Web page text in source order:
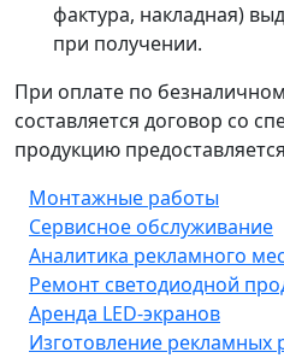
фактура, накладная)
при получении.
При оплате по
составляется договор со
продукцию
Монтажные работы
Сервисное обслуживание
Аналитика рекламного
Ремонт светодиодной
Аренда LED-экранов
Изготовление рекламных